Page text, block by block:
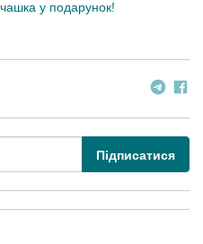
у подарунок!
Підписатися